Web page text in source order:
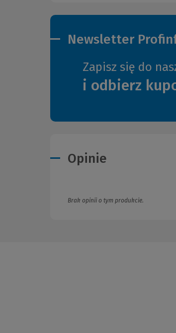
Newsletter
Zapisz się do
i odbierz
Opinie
Brak opinii o tym produkcie.